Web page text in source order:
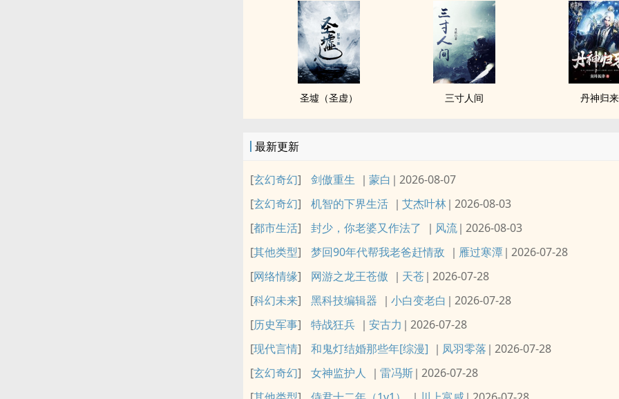
圣墟（圣虚） 三寸人间 丹神归来
最新更新
[玄幻奇幻] 剑傲重生 蒙白
2026-08-07
[玄幻奇幻] 机智的下界生活 艾杰叶林 2026-08-03
[都市生活] 封少，你老婆又作法了 风流 2026-08-03
[其他类型] 梦回90年代帮我老爸赶情敌 雁过寒潭 2026-07-28
[网络情缘] 网游之龙王苍傲 天苍 2026-07-28
[科幻未来] 黑科技编辑器 小白变老白
2026-07-28
[历史军事] 特战狂兵 安古力
2026-07-28
[现代言情] 和鬼灯结婚那些年[综漫] 凤羽零落 2026-07-28
[玄幻奇幻] 女神监护人 雷冯斯 2026-07-28